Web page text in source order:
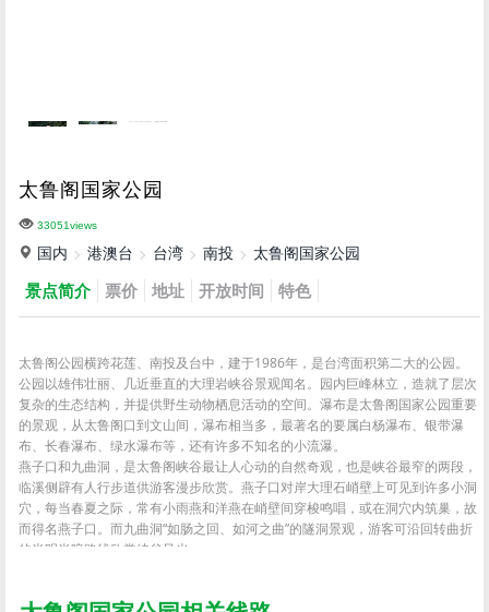
太鲁阁国家公园
33051views
国内 港澳台 台湾 南投 太鲁阁国家公园
景点简介 票价 地址 开放时间 特色
太鲁阁公园横跨花莲、南投及台中，建于1986年，是台湾面积第二大的公园。
公园以雄伟壮丽、几近垂直的大理岩峡谷景观闻名。园内巨峰林立，造就了层次
复杂的生态结构，并提供野生动物栖息活动的空间。瀑布是太鲁阁国家公园重要
的景观，从太鲁阁口到文山间，瀑布相当多，最著名的要属白杨瀑布、银带瀑
布、长春瀑布、绿水瀑布等，还有许多不知名的小流瀑。
燕子口和九曲洞，是太鲁阁峡谷最让人心动的自然奇观，也是峡谷最窄的两段，
临溪侧辟有人行步道供游客漫步欣赏。燕子口对岸大理石峭壁上可见到许多小洞
穴，每当春夏之际，常有小雨燕和洋燕在峭壁间穿梭鸣唱，或在洞穴内筑巢，故
而得名燕子口。而九曲洞“如肠之回、如河之曲”的隧洞景观，游客可沿回转曲折
的半明半暗路线欣赏峡谷风光。